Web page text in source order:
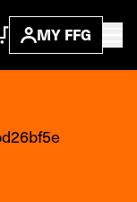
MY FFG